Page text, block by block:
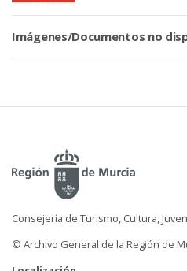
Imágenes/Documentos no
Consejería de Turismo, Cultura,
© Archivo General de la Región de